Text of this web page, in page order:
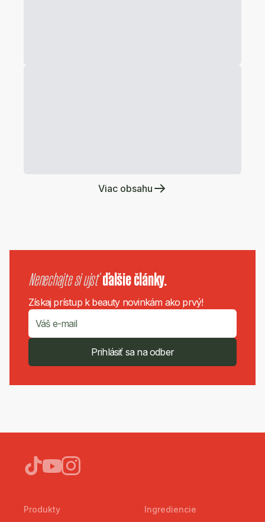
Viac obsahu
Nenechajte si ujsť ďalšie články.
Získaj prístup k beauty novinkám ako prvý!
Prihlásiť sa na odber
Produkty Ingrediencie